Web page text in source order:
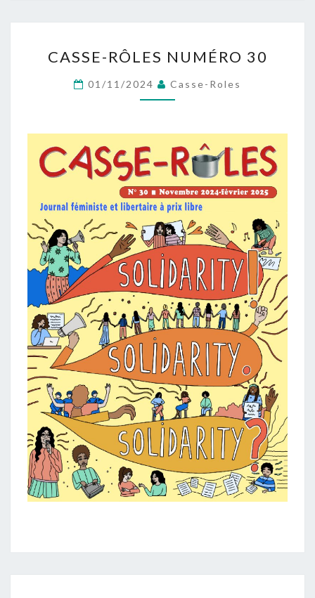
RÔLES
NUMÉRO
30
CASSE-RÔLES NUMÉRO 30
01/11/2024 Casse-Roles